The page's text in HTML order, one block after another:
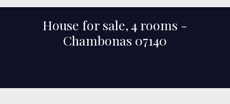
House for sale, 4 rooms -
Chambonas 07140